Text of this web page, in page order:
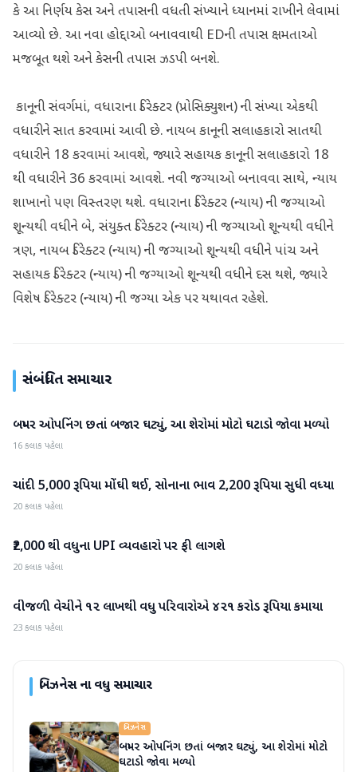
કે આ નિર્ણય કેસ અને તપાસની વધતી સંખ્યાને ધ્યાનમાં રાખીને લેવામાં
આવ્યો છે. આ નવા હોદ્દાઓ બનાવવાથી EDની તપાસ ક્ષમતાઓ
મજબૂત થશે અને કેસની તપાસ ઝડપી બનશે.
કાનૂની સંવર્ગમાં, વધારાના ડિરેક્ટર (પ્રોસિક્યુશન) ની સંખ્યા એકથી
વધારીને સાત કરવામાં આવી છે. નાયબ કાનૂની સલાહકારો સાતથી
વધારીને 18 કરવામાં આવશે, જ્યારે સહાયક કાનૂની સલાહકારો 18
થી વધારીને 36 કરવામાં આવશે. નવી જગ્યાઓ બનાવવા સાથે, ન્યાય
શાખાનો પણ વિસ્તરણ થશે. વધારાના ડિરેક્ટર (ન્યાય) ની જગ્યાઓ
શૂન્યથી વધીને બે, સંયુક્ત ડિરેક્ટર (ન્યાય) ની જગ્યાઓ શૂન્યથી વધીને
ત્રણ, નાયબ ડિરેક્ટર (ન્યાય) ની જગ્યાઓ શૂન્યથી વધીને પાંચ અને
સહાયક ડિરેક્ટર (ન્યાય) ની જગ્યાઓ શૂન્યથી વધીને દસ થશે, જ્યારે
વિશેષ ડિરેક્ટર (ન્યાય) ની જગ્યા એક પર યથાવત રહેશે.
સંબંધિત સમાચાર
બિઝનેસ
બમ્પર ઓપનિંગ છતાં બજાર ઘટ્યું, આ શેરોમાં મોટો ઘટાડો જોવા મળ્યો
16 કલાક પહેલા
બિઝનેસ
ચાંદી 5,000 રૂપિયા મોંઘી થઈ, સોનાના ભાવ 2,200 રૂપિયા સુધી વધ્યા
20 કલાક પહેલા
બિઝનેસ
₹2,000 થી વધુના UPI વ્યવહારો પર ફી લાગશે
20 કલાક પહેલા
બિઝનેસ
વીજળી વેચીને ૧૨ લાખથી વધુ પરિવારોએ ૪૨૧ કરોડ રૂપિયા કમાયા
23 કલાક પહેલા
બિઝનેસના વધુ સમાચાર
બિઝનેસ
બમ્પર ઓપનિંગ છતાં બજાર ઘટ્યું, આ શેરોમાં મોટો
ઘટાડો જોવા મળ્યો